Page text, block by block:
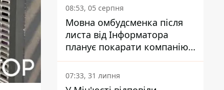
08:53, 05 серпня
Мовна омбудсменка після
листа від Інформатора
планує покарати компанію-
підрядника ПриватБанку
07:33, 31 липня